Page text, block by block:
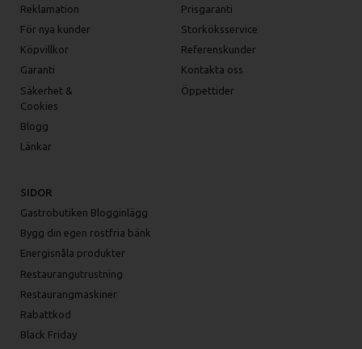
Reklamation
För nya kunder
Köpvillkor
Garanti
Säkerhet &
Cookies
Blogg
Länkar
Prisgaranti
Storköksservice
Referenskunder
Kontakta oss
Öppettider
SIDOR
Gastrobutiken Blogginlägg
Bygg din egen rostfria bänk
Energisnåla produkter
Restaurangutrustning
Restaurangmaskiner
Rabattkod
Black Friday